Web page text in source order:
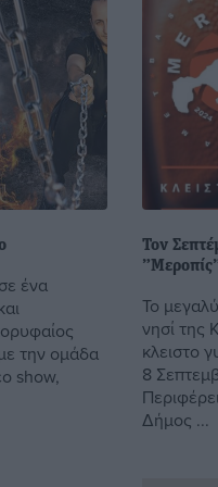
ένα
την ομάδα
show,
Τον
Το
νησί της
κλειστο
8
Δήμος ...